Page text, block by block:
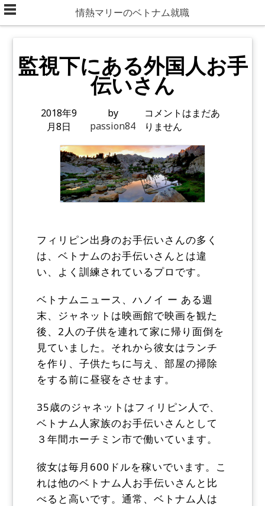
Skip
to
情熱マリーのベトナム就職
監視下にある外国人お手
伝いさん
2018年9
月8日
by
passion84
コメントはまだあ
りません
フィリピン出身のお手伝いさんの多く
は、ベトナムのお手伝いさんとは違
い、よく訓練されているプロです。
ベトナムニュース、ハノイ ー ある週
末、ジャネットは映画館で映画を観た
後、2人の子供を連れて家に帰り面倒を
見ていました。それから彼女はランチ
を作り、子供たちに与え、部屋の掃除
をする前に昼寝をさせます。
35歳のジャネットはフィリピン人で、
ベトナム人家族のお手伝いさんとして
３年間ホーチミン市で働いています。
彼女は毎月600ドルを稼いでいます。こ
れは他のベトナム人お手伝いさんと比
べると高いです。通常、ベトナム人は